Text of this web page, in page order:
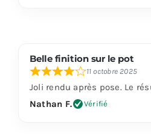
Belle finition sur le pot
11 octobre 2025
Joli rendu après pose. Le
Nathan F.
Vérifié